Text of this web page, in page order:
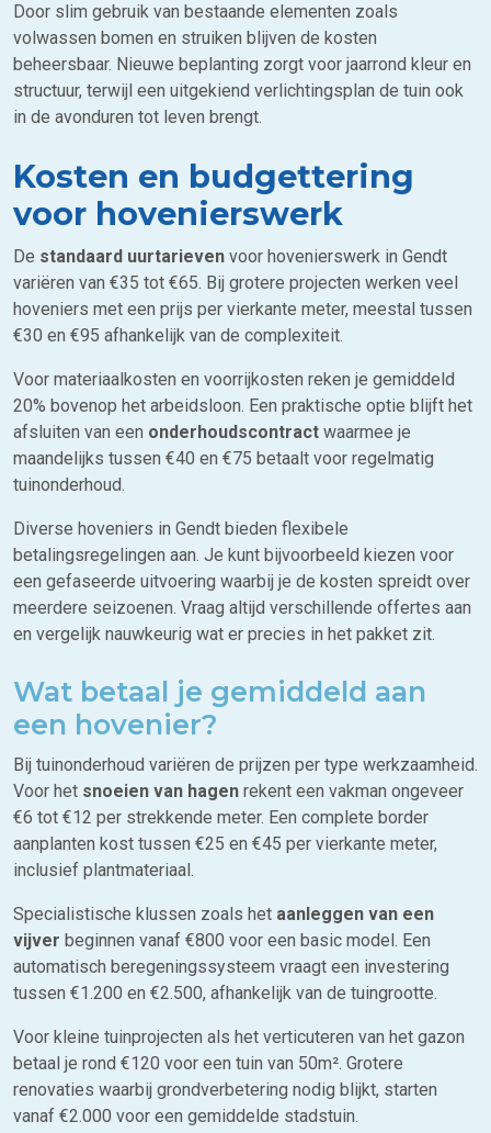
Door slim gebruik van bestaande elementen zoals
volwassen bomen en struiken blijven de kosten
beheersbaar. Nieuwe beplanting zorgt voor jaarrond kleur en
structuur, terwijl een uitgekiend verlichtingsplan de tuin ook
in de avonduren tot leven brengt.
Kosten en budgettering
voor hovenierswerk
De standaard uurtarieven voor hovenierswerk in Gendt
variëren van €35 tot €65. Bij grotere projecten werken veel
hoveniers met een prijs per vierkante meter, meestal tussen
€30 en €95 afhankelijk van de complexiteit.
Voor materiaalkosten en voorrijkosten reken je gemiddeld
20% bovenop het arbeidsloon. Een praktische optie blijft het
afsluiten van een onderhoudscontract waarmee je
maandelijks tussen €40 en €75 betaalt voor regelmatig
tuinonderhoud.
Diverse hoveniers in Gendt bieden flexibele
betalingsregelingen aan. Je kunt bijvoorbeeld kiezen voor
een gefaseerde uitvoering waarbij je de kosten spreidt over
meerdere seizoenen. Vraag altijd verschillende offertes aan
en vergelijk nauwkeurig wat er precies in het pakket zit.
Wat betaal je gemiddeld aan
een hovenier?
Bij tuinonderhoud variëren de prijzen per type werkzaamheid.
Voor het snoeien van hagen rekent een vakman ongeveer
€6 tot €12 per strekkende meter. Een complete border
aanplanten kost tussen €25 en €45 per vierkante meter,
inclusief plantmateriaal.
Specialistische klussen zoals het aanleggen van een
vijver beginnen vanaf €800 voor een basic model. Een
automatisch beregeningssysteem vraagt een investering
tussen €1.200 en €2.500, afhankelijk van de tuingrootte.
Voor kleine tuinprojecten als het verticuteren van het gazon
betaal je rond €120 voor een tuin van 50m². Grotere
renovaties waarbij grondverbetering nodig blijkt, starten
vanaf €2.000 voor een gemiddelde stadstuin.